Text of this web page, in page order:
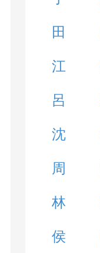
田
江
呂
沈
周
林
侯